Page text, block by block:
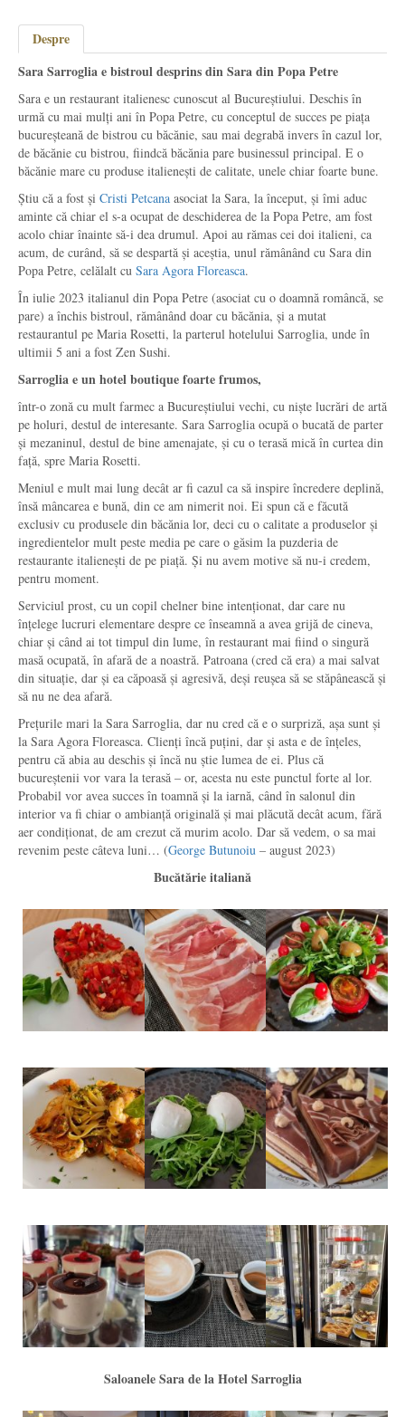
Despre
Sara Sarroglia e bistroul desprins din Sara din Popa Petre
Sara e un restaurant italienesc cunoscut al Bucureștiului. Deschis în
urmă cu mai mulți ani în Popa Petre, cu conceptul de succes pe piața
bucureșteană de bistrou cu băcănie, sau mai degrabă invers în cazul lor,
de băcănie cu bistrou, fiindcă băcănia pare businessul principal. E o
băcănie mare cu produse italienești de calitate, unele chiar foarte bune.
Știu că a fost și Cristi Petcana asociat la Sara, la început, și îmi aduc
aminte că chiar el s-a ocupat de deschiderea de la Popa Petre, am fost
acolo chiar înainte să-i dea drumul. Apoi au rămas cei doi italieni, ca
acum, de curând, să se despartă și aceștia, unul rămânând cu Sara din
Popa Petre, celălalt cu Sara Agora Floreasca.
În iulie 2023 italianul din Popa Petre (asociat cu o doamnă româncă, se
pare) a închis bistroul, rămânând doar cu băcănia, și a mutat
restaurantul pe Maria Rosetti, la parterul hotelului Sarroglia, unde în
ultimii 5 ani a fost Zen Sushi.
Sarroglia e un hotel boutique foarte frumos,
într-o zonă cu mult farmec a Bucureștiului vechi, cu niște lucrări de artă
pe holuri, destul de interesante. Sara Sarroglia ocupă o bucată de parter
și mezaninul, destul de bine amenajate, și cu o terasă mică în curtea din
față, spre Maria Rosetti.
Meniul e mult mai lung decât ar fi cazul ca să inspire încredere deplină,
însă mâncarea e bună, din ce am nimerit noi. Ei spun că e făcută
exclusiv cu produsele din băcănia lor, deci cu o calitate a produselor și
ingredientelor mult peste media pe care o găsim la puzderia de
restaurante italienești de pe piață. Și nu avem motive să nu-i credem,
pentru moment.
Serviciul prost, cu un copil chelner bine intenționat, dar care nu
înțelege lucruri elementare despre ce înseamnă a avea grijă de cineva,
chiar și când ai tot timpul din lume, în restaurant mai fiind o singură
masă ocupată, în afară de a noastră. Patroana (cred că era) a mai salvat
din situație, dar și ea căpoasă și agresivă, deși reușea să se stăpânească și
să nu ne dea afară.
Prețurile mari la Sara Sarroglia, dar nu cred că e o surpriză, așa sunt și
la Sara Agora Floreasca. Clienți încă puțini, dar și asta e de înțeles,
pentru că abia au deschis și încă nu știe lumea de ei. Plus că
bucureștenii vor vara la terasă – or, acesta nu este punctul forte al lor.
Probabil vor avea succes în toamnă și la iarnă, când în salonul din
interior va fi chiar o ambianță originală și mai plăcută decât acum, fără
aer condiționat, de am crezut că murim acolo. Dar să vedem, o sa mai
revenim peste câteva luni… (George Butunoiu – august 2023)
Bucătărie italiană
Saloanele Sara de la Hotel Sarroglia